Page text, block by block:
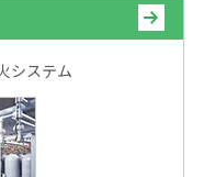
システム